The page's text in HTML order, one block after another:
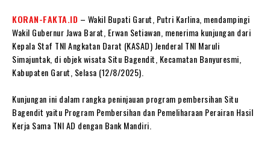
KORAN-FAKTA.ID – Wakil Bupati Garut, Putri Karlina, mendampingi
Wakil Gubernur Jawa Barat, Erwan Setiawan, menerima kunjungan dari
Kepala Staf TNI Angkatan Darat (KASAD) Jenderal TNI Maruli
Simajuntak, di objek wisata Situ Bagendit, Kecamatan Banyuresmi,
Kabupaten Garut, Selasa (12/8/2025).
‎Kunjungan ini dalam rangka peninjauan program pembersihan Situ
Bagendit yaitu Program Pembersihan dan Pemeliharaan Perairan Hasil
Kerja Sama TNI AD dengan Bank Mandiri.